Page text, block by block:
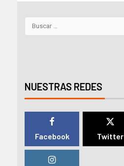
NUESTRAS REDES
Facebook Twitter